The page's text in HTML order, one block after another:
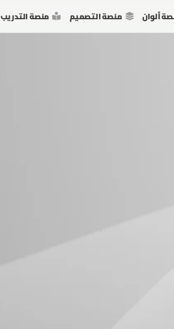
ألوان منصة التصميم منصة التدريب